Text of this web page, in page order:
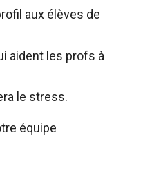
aux élèves de
aident les profs à
le stress.
équipe